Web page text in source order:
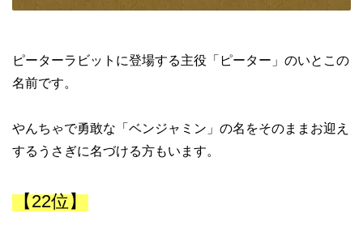
ピーターラビットに登場する主役「ピーター」のいとこの
名前です。
やんちゃで勇敢な「ベンジャミン」の名をそのままお迎え
するうさぎに名づける方もいます。
【22位】